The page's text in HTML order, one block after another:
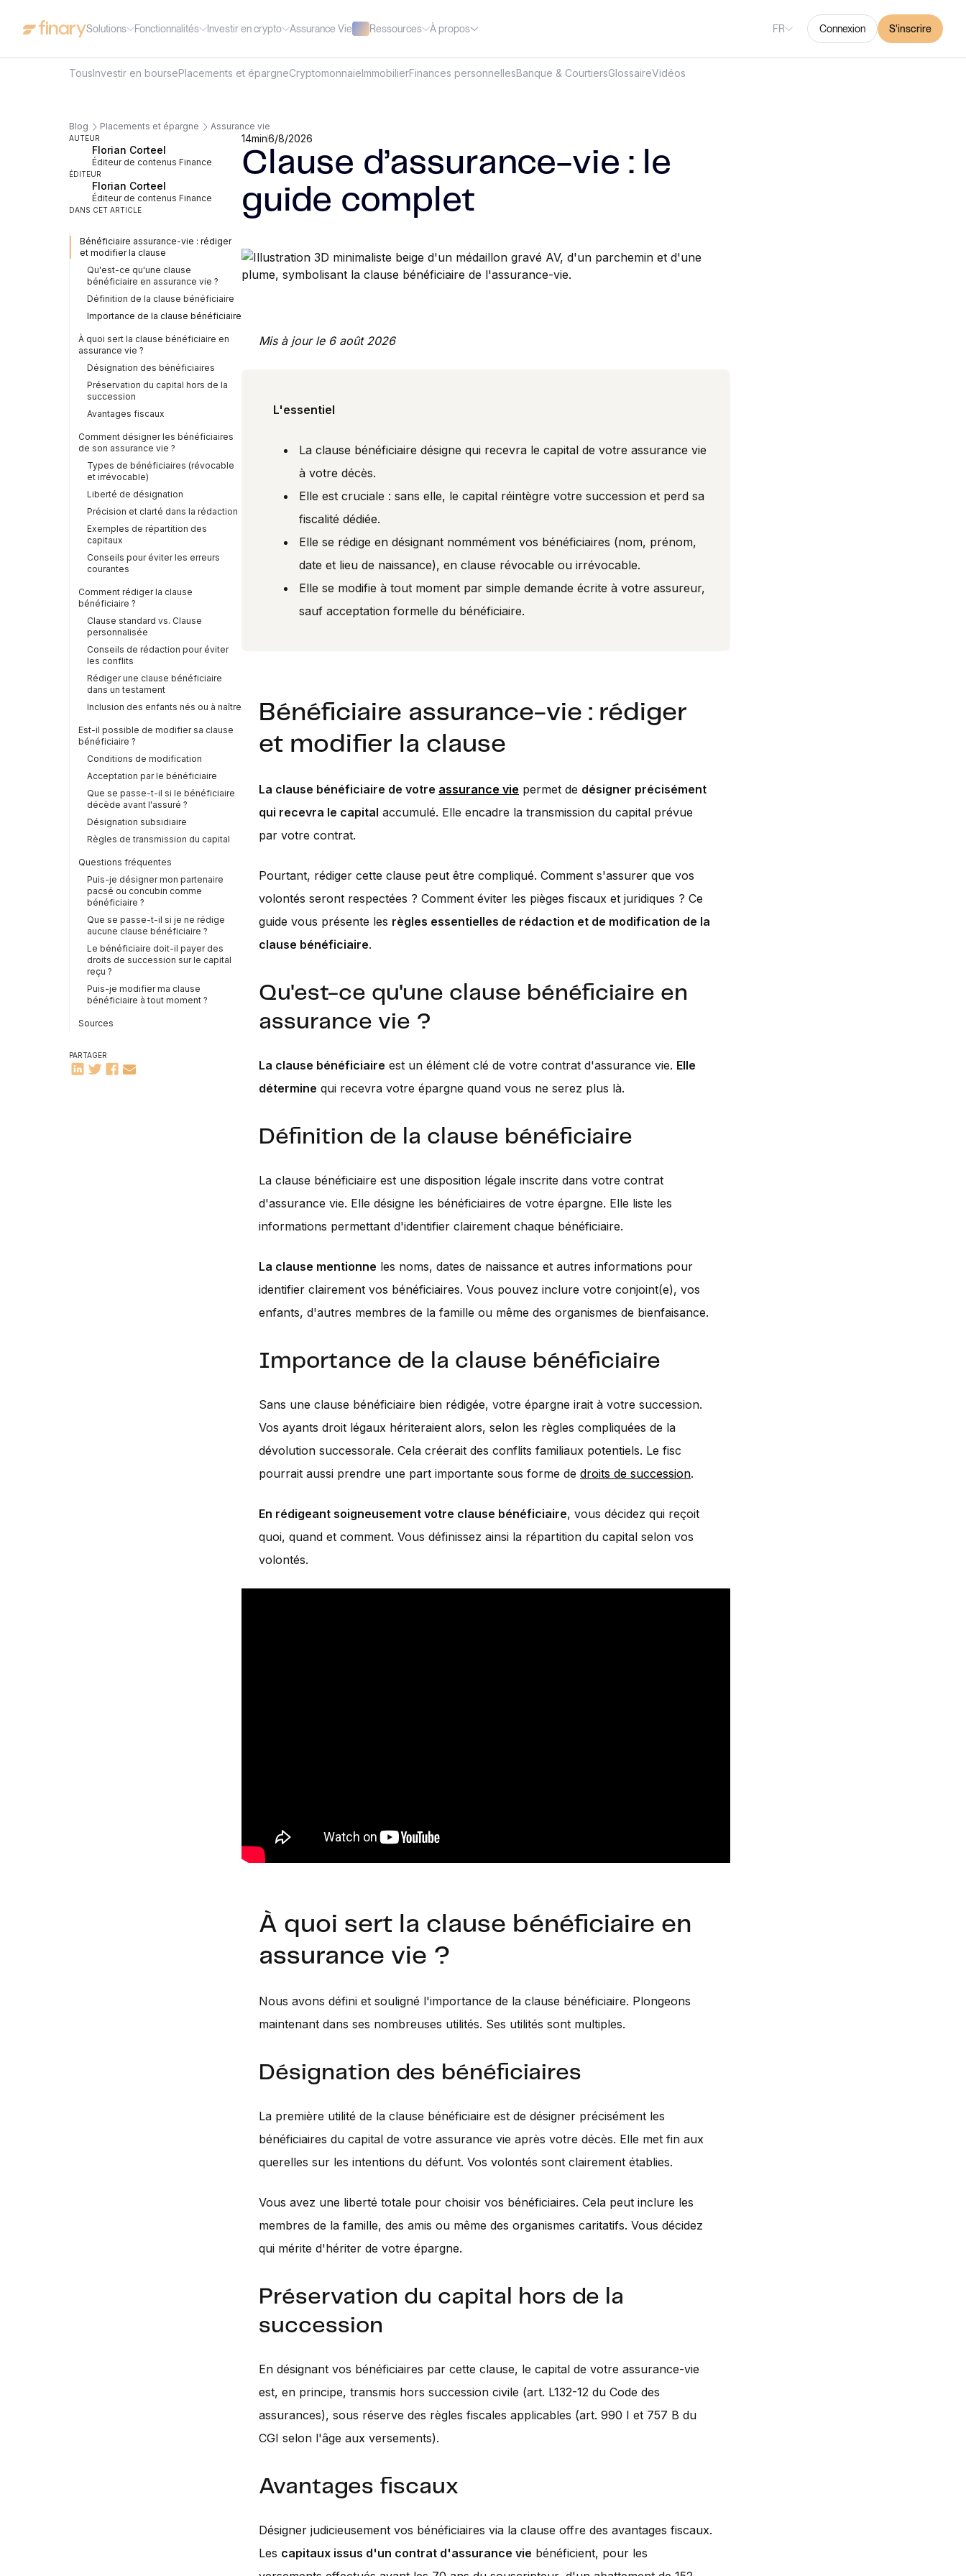
Solutions Fonctionnalités Investir en crypto Assurance Vie Ressources À propos FR Connexion S'inscrire
Blog Placements et épargne Assurance vie
AUTEUR
Florian Corteel
Éditeur de contenus Finance
ÉDITEUR
Florian Corteel
Éditeur de contenus Finance
DANS CET ARTICLE
Bénéficiaire assurance-vie : rédiger
et modifier la clause
Qu'est-ce qu'une clause
bénéficiaire en assurance vie ?
Définition de la clause bénéficiaire
Importance de la clause bénéficiaire
À quoi sert la clause bénéficiaire en
assurance vie ?
Désignation des bénéficiaires
Préservation du capital hors de la
succession
Avantages fiscaux
Comment désigner les bénéficiaires
de son assurance vie ?
Types de bénéficiaires (révocable
et irrévocable)
Liberté de désignation
Précision et clarté dans la rédaction
Exemples de répartition des
capitaux
Conseils pour éviter les erreurs
courantes
Comment rédiger la clause
bénéficiaire ?
Clause standard vs. Clause
personnalisée
Conseils de rédaction pour éviter
les conflits
Rédiger une clause bénéficiaire
dans un testament
Inclusion des enfants nés ou à naître
Est-il possible de modifier sa clause
bénéficiaire ?
Conditions de modification
Acceptation par le bénéficiaire
Que se passe-t-il si le bénéficiaire
décède avant l'assuré ?
Désignation subsidiaire
Règles de transmission du capital
Questions fréquentes
Puis-je désigner mon partenaire
pacsé ou concubin comme
bénéficiaire ?
Que se passe-t-il si je ne rédige
aucune clause bénéficiaire ?
Le bénéficiaire doit-il payer des
droits de succession sur le capital
reçu ?
Puis-je modifier ma clause
bénéficiaire à tout moment ?
Sources
PARTAGER
14min6/8/2026
Clause d’assurance-vie : le
guide complet
Mis à jour le 6 août 2026
L'essentiel
La clause bénéficiaire désigne qui recevra le capital de votre assurance vie
à votre décès.
Elle est cruciale : sans elle, le capital réintègre votre succession et perd sa
fiscalité dédiée.
Elle se rédige en désignant nommément vos bénéficiaires (nom, prénom,
date et lieu de naissance), en clause révocable ou irrévocable.
Elle se modifie à tout moment par simple demande écrite à votre assureur,
sauf acceptation formelle du bénéficiaire.
Bénéficiaire assurance-vie : rédiger
et modifier la clause
La clause bénéficiaire de votre assurance vie permet de désigner précisément
qui recevra le capital accumulé. Elle encadre la transmission du capital prévue
par votre contrat.
Pourtant, rédiger cette clause peut être compliqué. Comment s'assurer que vos
volontés seront respectées ? Comment éviter les pièges fiscaux et juridiques ? Ce
guide vous présente les règles essentielles de rédaction et de modification de la
clause bénéficiaire.
Qu'est-ce qu'une clause bénéficiaire en
assurance vie ?
La clause bénéficiaire est un élément clé de votre contrat d'assurance vie. Elle
détermine qui recevra votre épargne quand vous ne serez plus là.
Définition de la clause bénéficiaire
La clause bénéficiaire est une disposition légale inscrite dans votre contrat
d'assurance vie. Elle désigne les bénéficiaires de votre épargne. Elle liste les
informations permettant d'identifier clairement chaque bénéficiaire.
La clause mentionne les noms, dates de naissance et autres informations pour
identifier clairement vos bénéficiaires. Vous pouvez inclure votre conjoint(e), vos
enfants, d'autres membres de la famille ou même des organismes de bienfaisance.
Importance de la clause bénéficiaire
Sans une clause bénéficiaire bien rédigée, votre épargne irait à votre succession.
Vos ayants droit légaux hériteraient alors, selon les règles compliquées de la
dévolution successorale. Cela créerait des conflits familiaux potentiels. Le fisc
pourrait aussi prendre une part importante sous forme de droits de succession.
En rédigeant soigneusement votre clause bénéficiaire, vous décidez qui reçoit
quoi, quand et comment. Vous définissez ainsi la répartition du capital selon vos
volontés.
À quoi sert la clause bénéficiaire en
assurance vie ?
Nous avons défini et souligné l'importance de la clause bénéficiaire. Plongeons
maintenant dans ses nombreuses utilités. Ses utilités sont multiples.
Désignation des bénéficiaires
La première utilité de la clause bénéficiaire est de désigner précisément les
bénéficiaires du capital de votre assurance vie après votre décès. Elle met fin aux
querelles sur les intentions du défunt. Vos volontés sont clairement établies.
Vous avez une liberté totale pour choisir vos bénéficiaires. Cela peut inclure les
membres de la famille, des amis ou même des organismes caritatifs. Vous décidez
qui mérite d'hériter de votre épargne.
Préservation du capital hors de la
succession
En désignant vos bénéficiaires par cette clause, le capital de votre assurance-vie
est, en principe, transmis hors succession civile (art. L132-12 du Code des
assurances), sous réserve des règles fiscales applicables (art. 990 I et 757 B du
CGI selon l'âge aux versements).
Avantages fiscaux
Désigner judicieusement vos bénéficiaires via la clause offre des avantages fiscaux.
Les capitaux issus d'un contrat d'assurance vie bénéficient, pour les
TousInvestir en boursePlacements et épargneCryptomonnaieImmobilierFinances personnellesBanque & CourtiersGlossaireVidéos